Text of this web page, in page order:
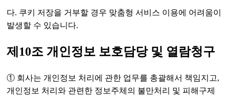
다. 쿠키 저장을 거부할 경우 맞춤형 서비스 이용에 어려움이
발생할 수 있습니다.
제10조 개인정보 보호담당 및 열람청구
① 회사는 개인정보 처리에 관한 업무를 총괄해서 책임지고,
개인정보 처리와 관련한 정보주체의 불만처리 및 피해구제